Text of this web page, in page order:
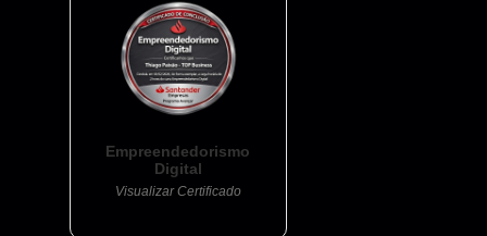
Empreendedorismo
Digital
Visualizar Certificado